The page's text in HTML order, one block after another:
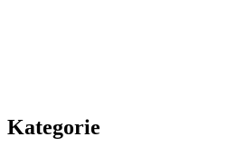
Kategorie